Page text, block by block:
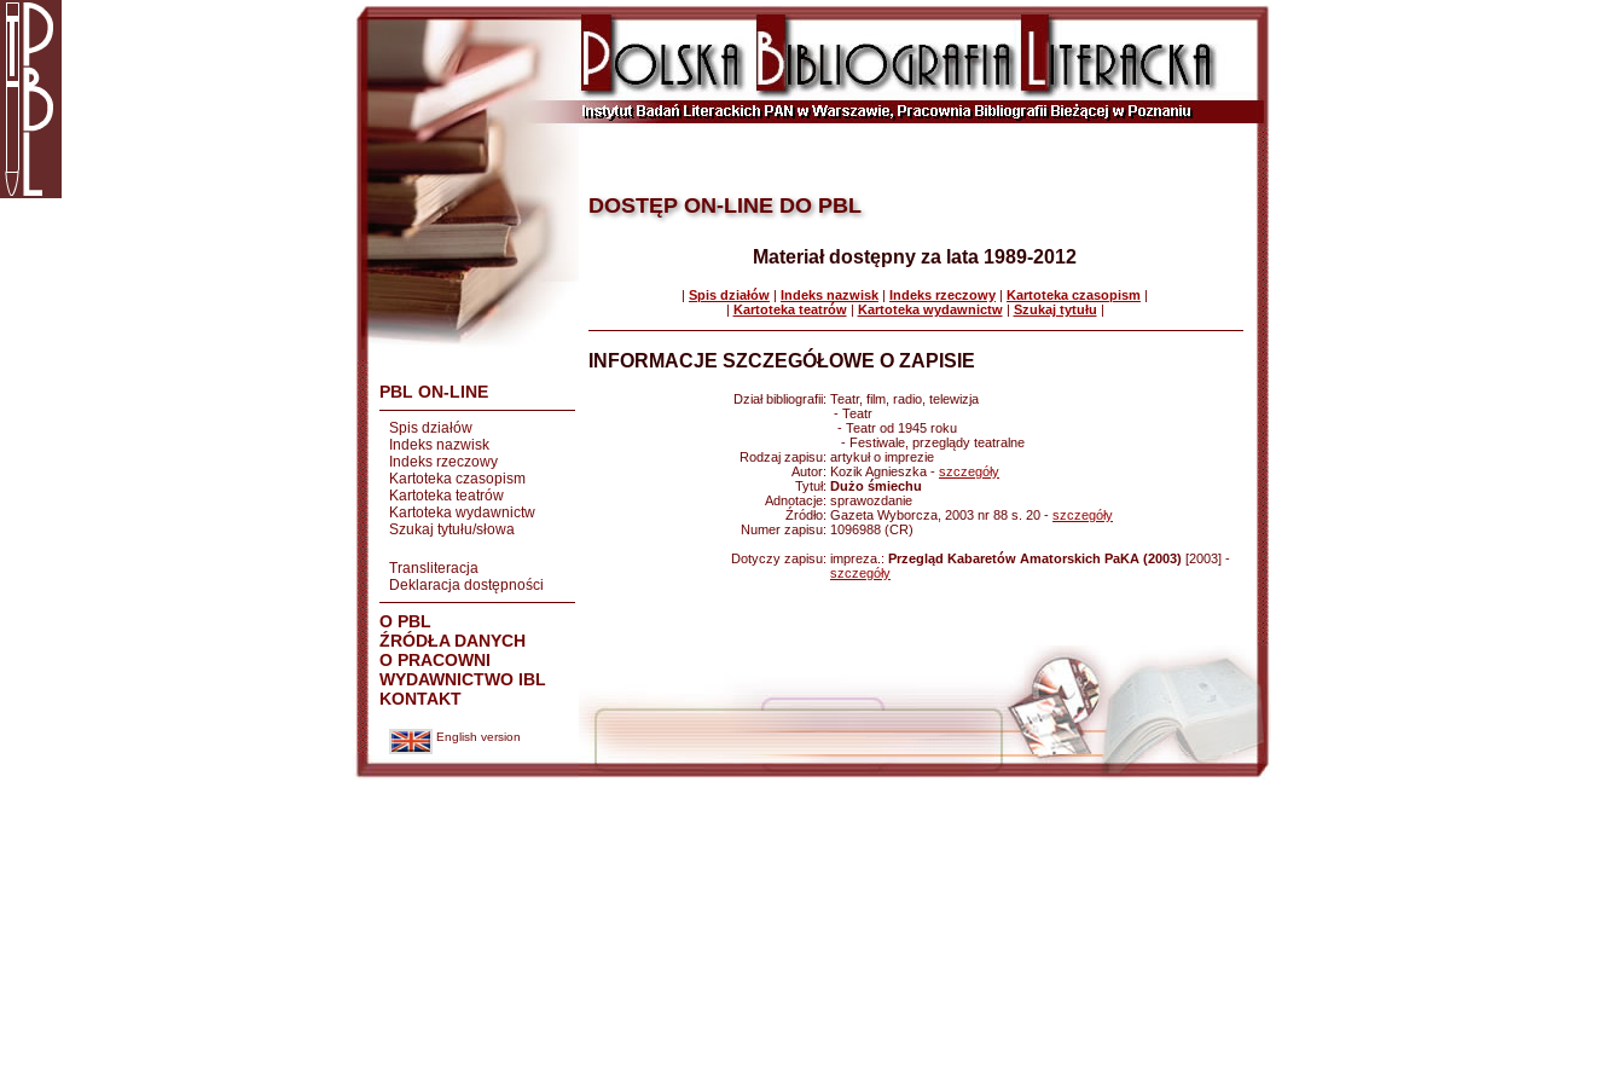
PBL ON-LINE
Spis działów
Indeks nazwisk
Indeks rzeczowy
Kartoteka czasopism
Kartoteka teatrów
Kartoteka wydawnictw
Szukaj tytułu/słowa
Transliteracja
Deklaracja dostępności
O PBL
ŹRÓDŁA DANYCH
O PRACOWNI
WYDAWNICTWO IBL
KONTAKT
English version
DOSTĘP ON-LINE DO PBL
Materiał dostępny za lata 1989-2012
| Spis działów | Indeks nazwisk | Indeks rzeczowy | Kartoteka czasopism |
| Kartoteka teatrów| Kartoteka wydawnictw| Szukaj tytułu |
INFORMACJE SZCZEGÓŁOWE O ZAPISIE
Dział bibliografii: Teatr, film, radio, telewizja
- Teatr
- Teatr od 1945 roku
- Festiwale, przeglądy teatralne
Rodzaj zapisu: artykuł o imprezie
Autor: Kozik Agnieszka - szczegóły
Tytuł: Dużo śmiechu
Adnotacje: sprawozdanie
Źródło: Gazeta Wyborcza, 2003 nr 88 s. 20 - szczegóły
Numer zapisu: 1096988 (CR)
Dotyczy zapisu: impreza.: Przegląd Kabaretów Amatorskich PaKA (2003) [2003] -
szczegóły